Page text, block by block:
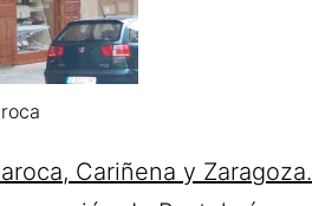
Cariñena y Zaragoza.